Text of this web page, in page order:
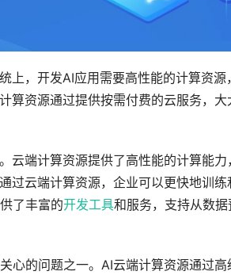
，开发AI应用需要高性能的计算资源
算资源通过提供按需付费的云服务，
端计算资源提供了高性能的计算能力
过云端计算资源，企业可以更快地训练
了丰富的开发工具和服务，支持从数
心的问题之一。AI云端计算资源通过高